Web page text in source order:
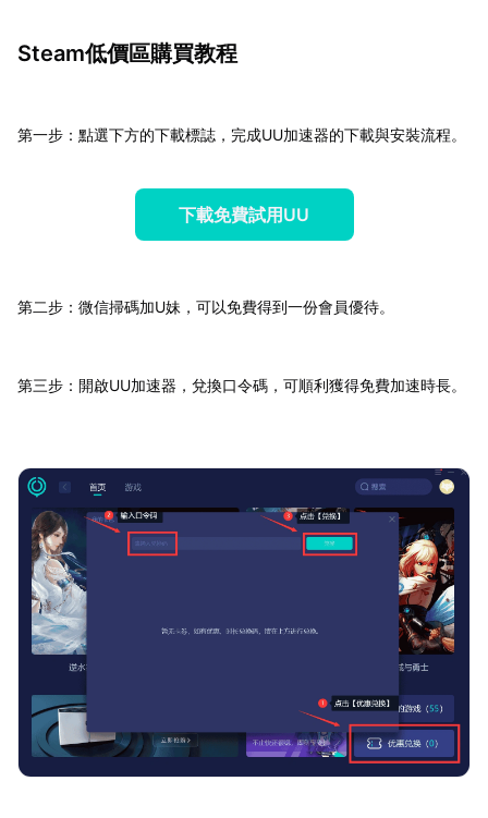
Steam低價區購買教程
第一步：點選下方的下載標誌，完成UU加速器的下載與安裝流程。
下載免費試用UU
第二步：微信掃碼加U妹，可以免費得到一份會員優待。
第三步：開啟UU加速器，兌換口令碼，可順利獲得免費加速時長。